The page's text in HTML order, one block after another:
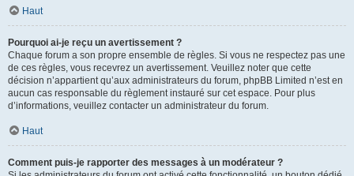
Haut
Pourquoi ai-je reçu un avertissement ?
Chaque forum a son propre ensemble de règles. Si vous ne respectez pas une
de ces règles, vous recevrez un avertissement. Veuillez noter que cette
décision n’appartient qu’aux administrateurs du forum, phpBB Limited n’est en
aucun cas responsable du règlement instauré sur cet espace. Pour plus
d’informations, veuillez contacter un administrateur du forum.
Haut
Comment puis-je rapporter des messages à un modérateur ?